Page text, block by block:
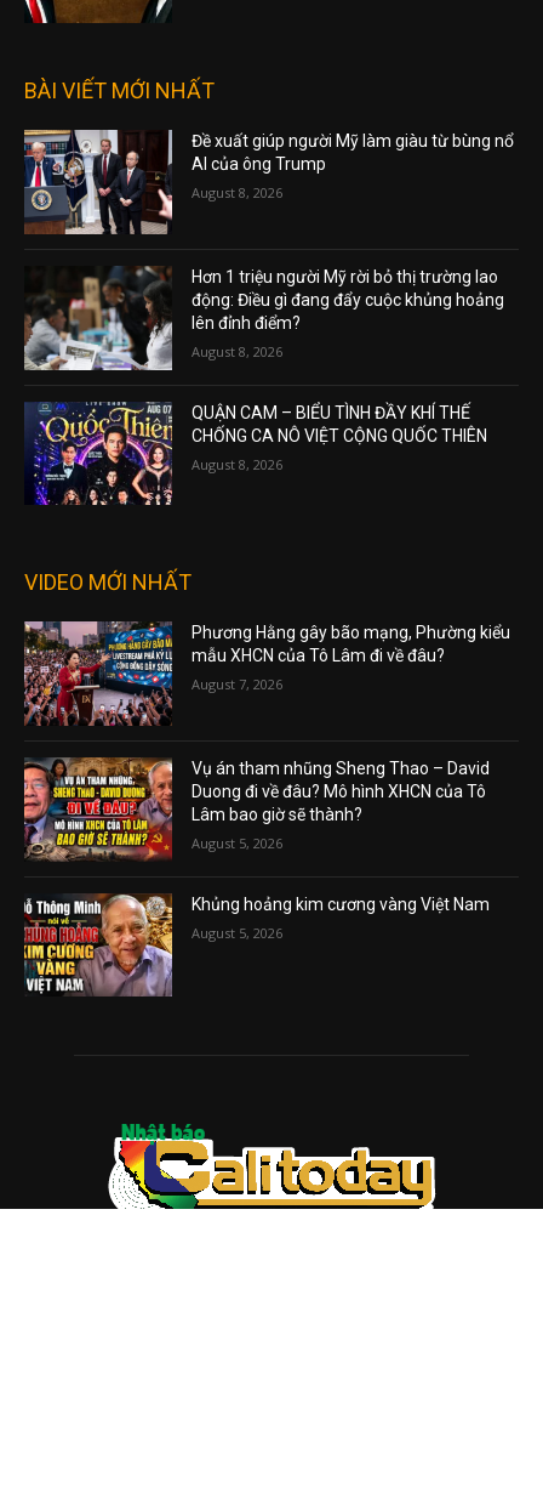
BÀI VIẾT MỚI NHẤT
Đề xuất giúp người Mỹ làm giàu từ bùng nổ
AI của ông Trump
August 8, 2026
Hơn 1 triệu người Mỹ rời bỏ thị trường lao
động: Điều gì đang đẩy cuộc khủng hoảng
lên đỉnh điểm?
August 8, 2026
QUẬN CAM – BIỂU TÌNH ĐẦY KHÍ THẾ
CHỐNG CA NÔ VIỆT CỘNG QUỐC THIÊN
August 8, 2026
VIDEO MỚI NHẤT
Phương Hằng gây bão mạng, Phường kiểu
mẫu XHCN của Tô Lâm đi về đâu?
August 7, 2026
Vụ án tham nhũng Sheng Thao – David
Duong đi về đâu? Mô hình XHCN của Tô
Lâm bao giờ sẽ thành?
August 5, 2026
Khủng hoảng kim cương vàng Việt Nam
August 5, 2026